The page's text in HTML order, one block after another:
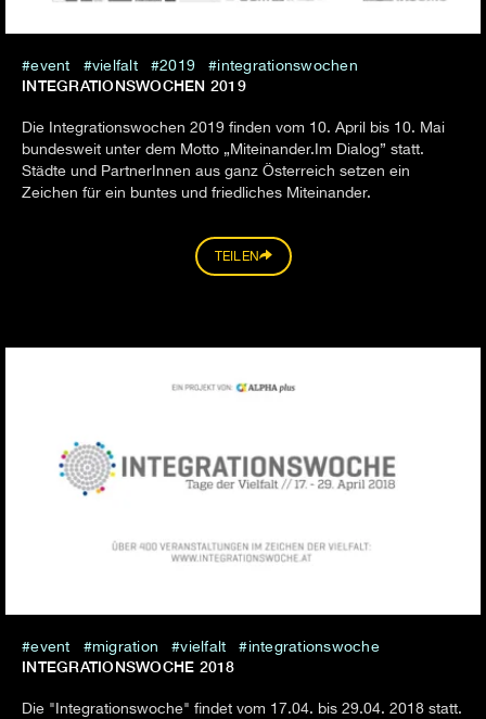
event vielfalt 2019 integrationswochen
INTEGRATIONSWOCHEN 2019
Die Integrationswochen 2019 finden vom 10. April bis 10. Mai
bundesweit unter dem Motto „Miteinander.Im Dialog” statt.
Städte und PartnerInnen aus ganz Österreich setzen ein
Zeichen für ein buntes und friedliches Miteinander.
TEILEN
event migration vielfalt integrationswoche
INTEGRATIONSWOCHE 2018
Die "Integrationswoche" findet vom 17.04. bis 29.04. 2018 statt.